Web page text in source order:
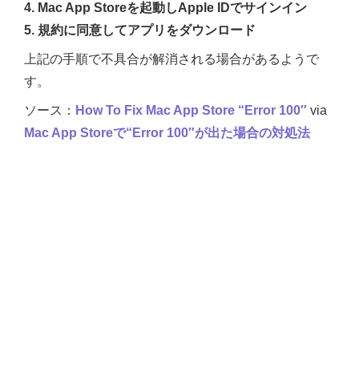
4. Mac App Storeを起動しApple IDでサインイン
5. 規約に同意してアプリをダウンロード
上記の手順で不具合が解消される場合があるようで
す。
ソース： How To Fix Mac App Store “Error 100″ via
Mac App Storeで“Error 100″が出た場合の対処法